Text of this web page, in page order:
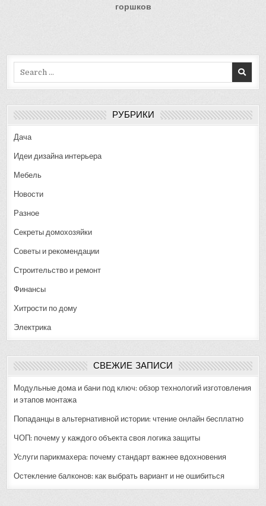
горшков
РУБРИКИ
Дача
Идеи дизайна интерьера
Мебель
Новости
Разное
Секреты домохозяйки
Советы и рекомендации
Строительство и ремонт
Финансы
Хитрости по дому
Электрика
СВЕЖИЕ ЗАПИСИ
Модульные дома и бани под ключ: обзор технологий изготовления
и этапов монтажа
Попаданцы в альтернативной истории: чтение онлайн бесплатно
ЧОП: почему у каждого объекта своя логика защиты
Услуги парикмахера: почему стандарт важнее вдохновения
Остекление балконов: как выбрать вариант и не ошибиться